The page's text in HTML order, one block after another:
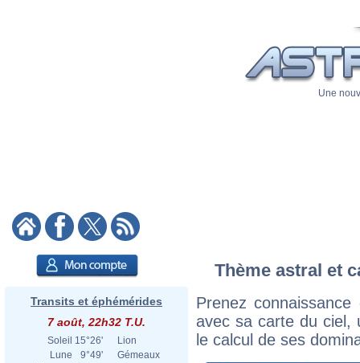
Une
Transits et éphémérides
7 août, 22h32 T.U.
Soleil 15°26'
Lion
Lune
9°49'
Gémeaux
Thème astral et
Prenez
avec sa carte du ciel,
le calcul de ses